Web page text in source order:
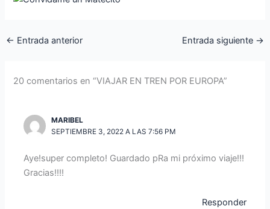
← Entrada anterior Entrada siguiente →
20 comentarios en “VIAJAR EN TREN POR EUROPA”
MARIBEL
SEPTIEMBRE 3, 2022 A LAS 7:56 PM
Aye!super completo! Guardado pRa mi próximo viaje!!!
Gracias!!!!
Responder